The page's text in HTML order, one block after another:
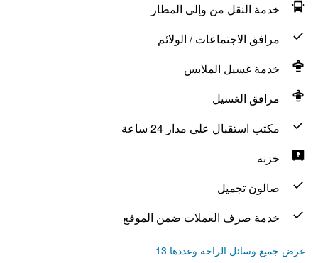
خدمة النقل من وإلى المطار
مرافق الاجتماعات / الولائم
خدمة غسيل الملابس
مرافق الغسيل
مكتب استقبال على مدار 24 ساعة
خزنه
صالون تجميل
خدمة صرف العملات ضمن الموقع
عرض جميع وسائل الراحة وعددها 13